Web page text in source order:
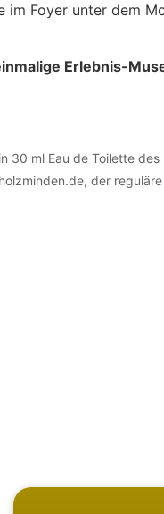
im Foyer unter dem
Erlebnis-
ml Eau de Toilette
der